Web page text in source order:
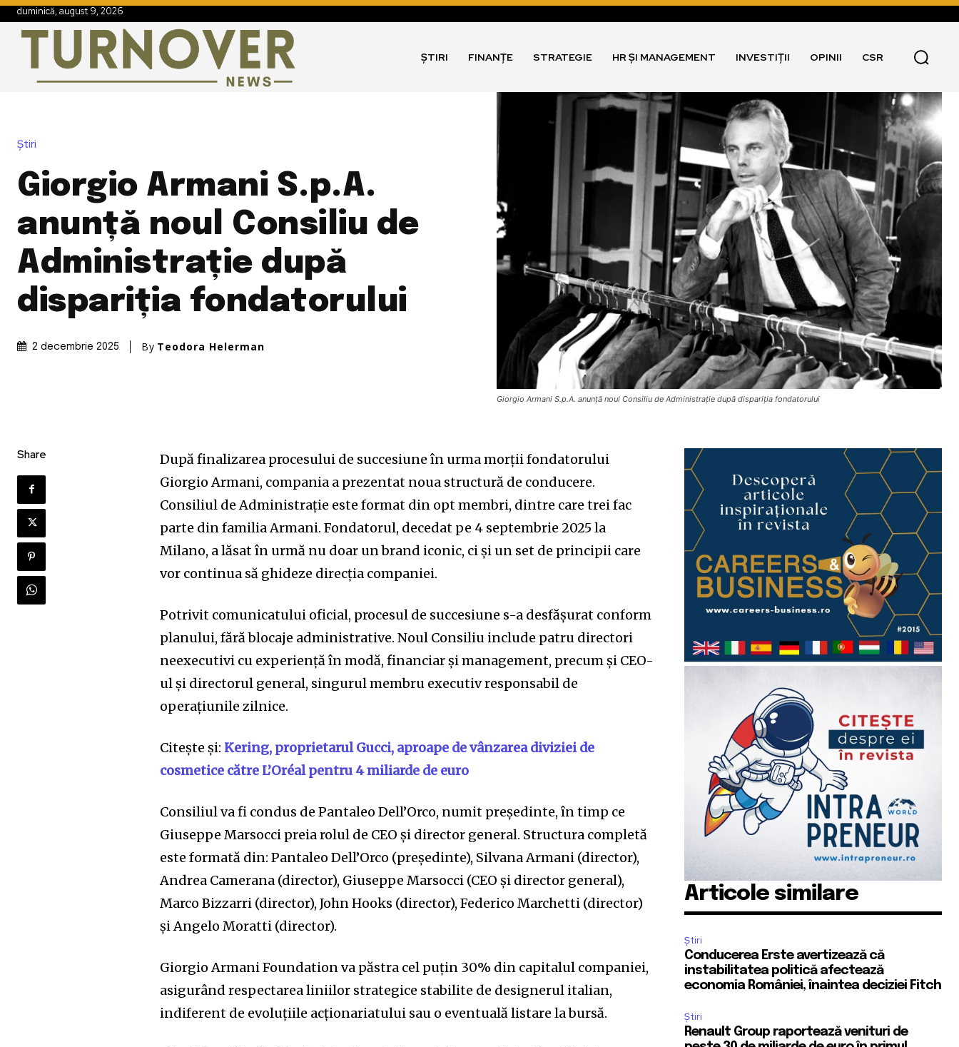
duminică, august 9, 2026
ȘTIRI FINANȚE STRATEGIE HR ȘI MANAGEMENT INVESTIȚII OPINII CSR
Știri
Giorgio Armani S.p.A.
anunță noul Consiliu de
Administrație după
dispariția fondatorului
2 decembrie 2025 By Teodora Helerman
Giorgio Armani S.p.A. anunță noul Consiliu de Administrație după dispariția fondatorului
Share
După finalizarea procesului de succesiune în urma morții fondatorului
Giorgio Armani, compania a prezentat noua structură de conducere.
Consiliul de Administrație este format din opt membri, dintre care trei fac
parte din familia Armani. Fondatorul, decedat pe 4 septembrie 2025 la
Milano, a lăsat în urmă nu doar un brand iconic, ci și un set de principii care
vor continua să ghideze direcția companiei.
Potrivit comunicatului oficial, procesul de succesiune s-a desfășurat conform
planului, fără blocaje administrative. Noul Consiliu include patru directori
neexecutivi cu experiență în modă, financiar și management, precum și CEO-
ul și directorul general, singurul membru executiv responsabil de
operațiunile zilnice.
Citește și: Kering, proprietarul Gucci, aproape de vânzarea diviziei de
cosmetice către L’Oréal pentru 4 miliarde de euro
Consiliul va fi condus de Pantaleo Dell’Orco, numit președinte, în timp ce
Giuseppe Marsocci preia rolul de CEO și director general. Structura completă
este formată din: Pantaleo Dell’Orco (președinte), Silvana Armani (director),
Andrea Camerana (director), Giuseppe Marsocci (CEO și director general),
Marco Bizzarri (director), John Hooks (director), Federico Marchetti (director)
și Angelo Moratti (director).
Giorgio Armani Foundation va păstra cel puțin 30% din capitalul companiei,
asigurând respectarea liniilor strategice stabilite de designerul italian,
indiferent de evoluțiile acționariatului sau o eventuală listare la bursă.
Articole similare
Știri
Conducerea Erste avertizează că
instabilitatea politică afectează
economia României, înaintea deciziei Fitch
Știri
Renault Group raportează venituri de